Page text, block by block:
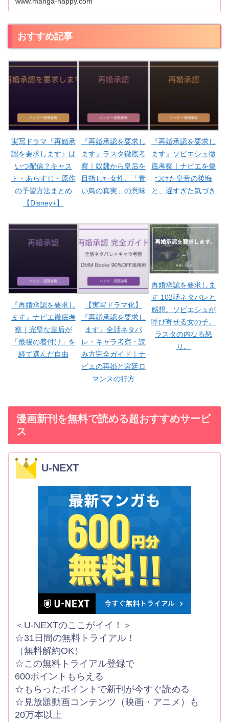
おすすめ記事
実写ドラマ『再婚承
認を要求します』は
いつ配信？キャス
ト・あらすじ・原作
の予習方法まとめ
【Disney+】
『再婚承認を要求し
ます』ラスタ徹底考
察｜奴隷から皇后を
目指した女性、「青
い鳥の真実」の意味
『再婚承認を要求し
ます』ソビエシュ徹
底考察｜ナビエを傷
つけた皇帝の後悔
と、遅すぎた気づき
『再婚承認を要求し
ます』ナビエ徹底考
察｜完璧な皇后が
「最後の着付け」を
経て選んだ自由
【実写ドラマ化】
『再婚承認を要求し
ます』全話ネタバ
レ・キャラ考察・読
み方完全ガイド｜ナ
ビエの再婚と宮廷ロ
マンスの行方
再婚承認を要求しま
す 102話ネタバレと
感想。ソビエシュが
呼び寄せる女の子。
ラスタの内なる怒
り。
漫画新刊を無料で読める超おすすめサービ
ス
U-NEXT
＜U-NEXTのここがイイ！＞
☆31日間の無料トライアル！
（無料解約OK）
☆この無料トライアル登録で
600ポイントもらえる
☆もらったポイントで新刊が今すぐ読める
☆見放題動画コンテンツ（映画・アニメ）も
20万本以上